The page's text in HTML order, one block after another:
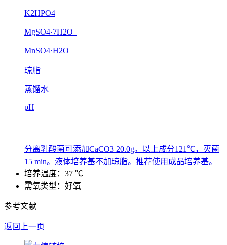
K2HPO4
MgSO4·7H2O
MnSO4·H2O
琼脂
蒸馏水
pH
分离乳酸菌可添加CaCO3 20.0g。以上成分121℃，灭菌
15 min。液体培养基不加琼脂。推荐使用成品培养基。
培养温度：37 ℃
需氧类型：好氧
参考文献
返回上一页